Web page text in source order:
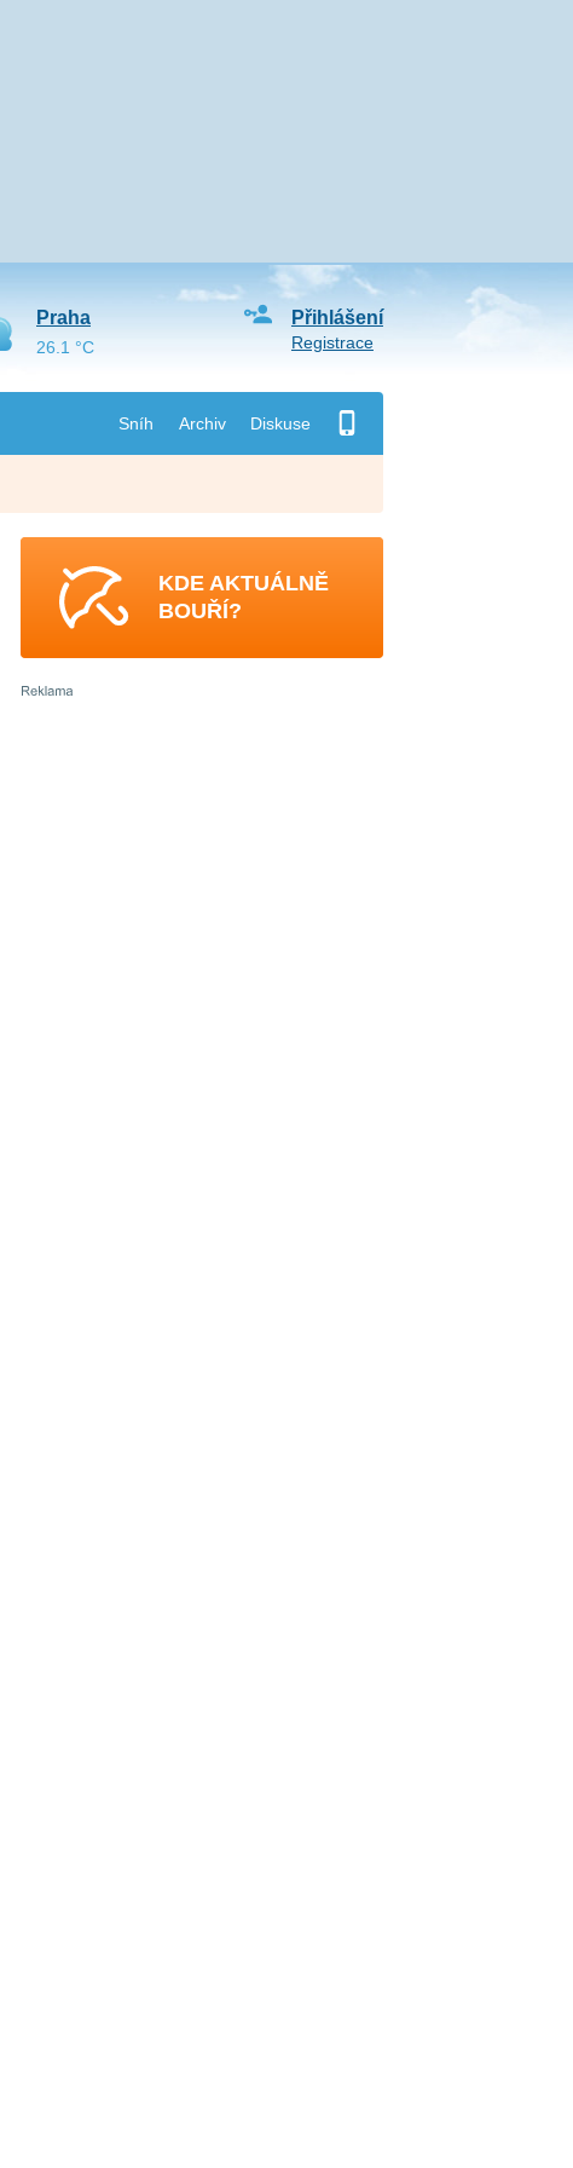
Sníh Archiv Diskuse
Přihlášení
Registrace
Praha
26.1 °C
KDE AKTUÁLNĚ
BOUŘÍ?